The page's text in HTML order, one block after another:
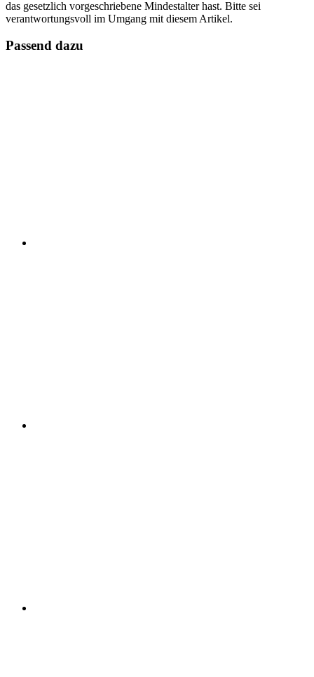
das gesetzlich vorgeschriebene Mindestalter hast. Bitte sei
verantwortungsvoll im Umgang mit diesem Artikel.
Passend dazu